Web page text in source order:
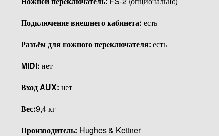
Подключение внешнего кабинета: есть
Разъём для ножного переключателя: есть
MIDI: нет
Вход AUX: нет
Вес:9,4 кг
Производитель: Hughes & Kettner